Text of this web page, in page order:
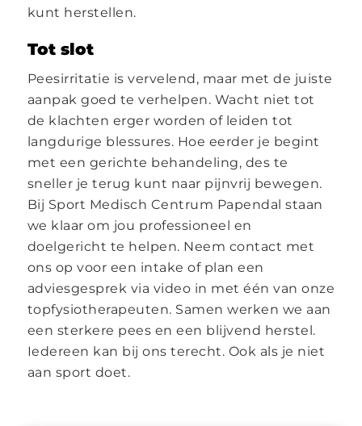
kunt herstellen.
Tot slot
Peesirritatie is vervelend, maar met de juiste
aanpak goed te verhelpen. Wacht niet tot
de klachten erger worden of leiden tot
langdurige blessures. Hoe eerder je begint
met een gerichte behandeling, des te
sneller je terug kunt naar pijnvrij bewegen.
Bij Sport Medisch Centrum Papendal staan
we klaar om jou professioneel en
doelgericht te helpen. Neem contact met
ons op voor een intake of plan een
adviesgesprek via video in met één van onze
topfysiotherapeuten. Samen werken we aan
een sterkere pees en een blijvend herstel.
Iedereen kan bij ons terecht. Ook als je niet
aan sport doet.